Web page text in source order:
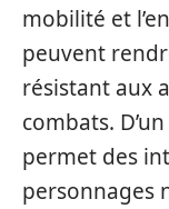
mobilité et
peuvent
résistant aux
combats.
permet des
personnages